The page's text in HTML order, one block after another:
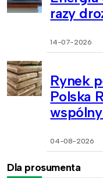
razy
14-07-2026
Rynek
Polska
04-08-2026
Dla prosumenta